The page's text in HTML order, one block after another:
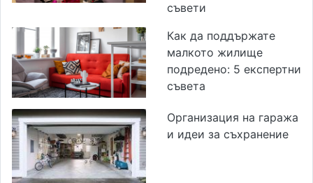
съвети
Как да поддържате
малкото жилище
подредено: 5 експертни
съвета
Организация на гаража
и идеи за съхранение